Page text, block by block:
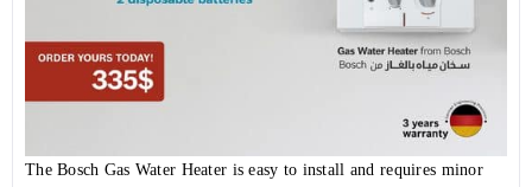
The Bosch Gas Water Heater is easy to install and requires minor